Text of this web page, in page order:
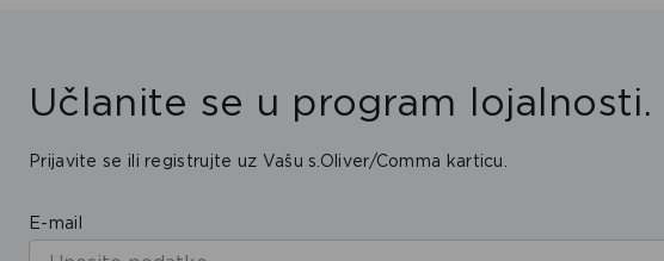
Učlanite se u program lojalnosti.
Prijavite se ili registrujte uz Vašu s.Oliver/Comma karticu.
E-mail